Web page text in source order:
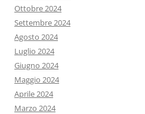
Ottobre 2024
Settembre 2024
Agosto 2024
Luglio 2024
Giugno 2024
Maggio 2024
Aprile 2024
Marzo 2024